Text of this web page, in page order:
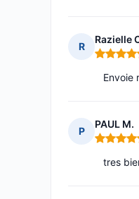
R
Razielle
Note : 5
Envoie
P
PAUL M.
Note : 5
tres